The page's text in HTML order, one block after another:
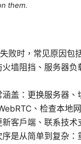
them.
败时，常见原因包
墙阻挡、服务器负
盖：更换服务器、
、检查本地
客户端、联系技术
是从简单到复杂：